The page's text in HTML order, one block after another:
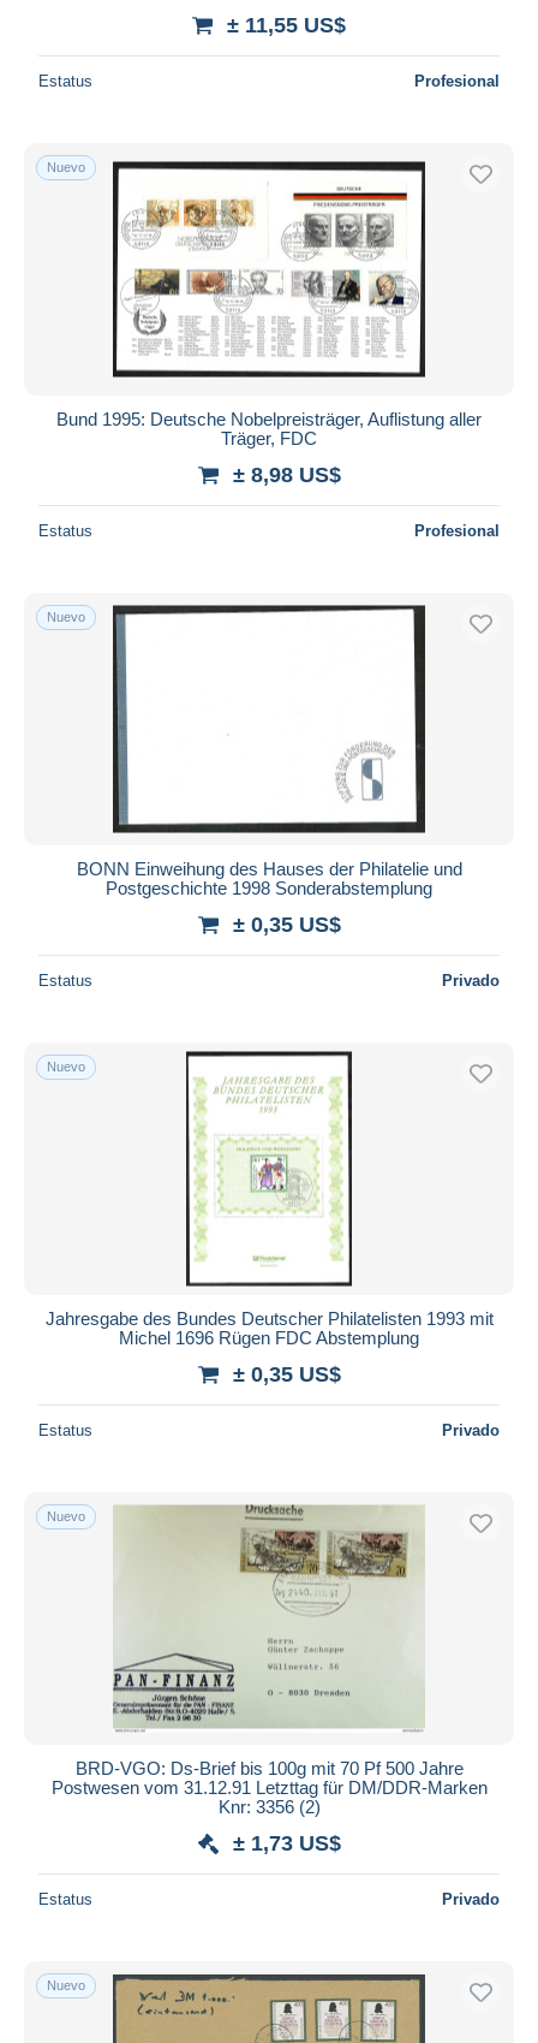
± 11,55 US$
Estatus Profesional
Nuevo
Bund 1995: Deutsche Nobelpreisträger, Auflistung aller
Träger, FDC
± 8,98 US$
Estatus Profesional
Nuevo
BONN Einweihung des Hauses der Philatelie und
Postgeschichte 1998 Sonderabstemplung
± 0,35 US$
Estatus Privado
Nuevo
Jahresgabe des Bundes Deutscher Philatelisten 1993 mit
Michel 1696 Rügen FDC Abstemplung
± 0,35 US$
Estatus Privado
Nuevo
BRD-VGO: Ds-Brief bis 100g mit 70 Pf 500 Jahre
Postwesen vom 31.12.91 Letzttag für DM/DDR-Marken
Knr: 3356 (2)
± 1,73 US$
Estatus Privado
Nuevo